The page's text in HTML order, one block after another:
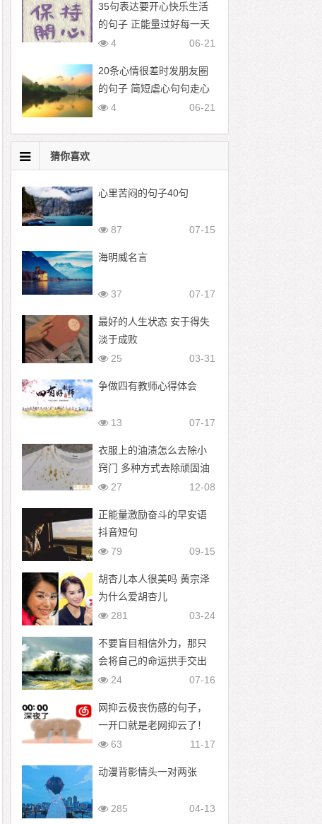
35句表达要开心快乐生活
的句子 正能量过好每一天
的文案
06-21
4
20条心情很差时发朋友圈
的句子 简短虐心句句走心
06-21
4
猜你喜欢
心里苦闷的句子40句
07-15
87
海明威名言
07-17
37
最好的人生状态 安于得失
淡于成败
03-31
25
争做四有教师心得体会
07-17
13
衣服上的油渍怎么去除小
窍门 多种方式去除顽固油
渍
12-08
27
正能量激励奋斗的早安语
抖音短句
09-15
79
胡杏儿本人很美吗 黄宗泽
为什么爱胡杏儿
03-24
281
不要盲目相信外力，那只
会将自己的命运拱手交出
07-16
24
网抑云极丧伤感的句子，
一开口就是老网抑云了！
11-17
63
动漫背影情头一对两张
04-13
285